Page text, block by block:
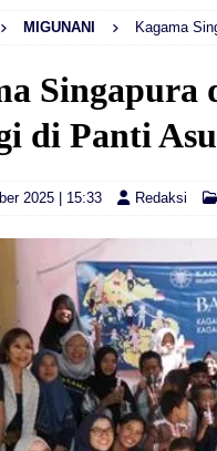
MIGUNANI Kagama
Singapura
di Panti
2025 | 15:33 Redaksi